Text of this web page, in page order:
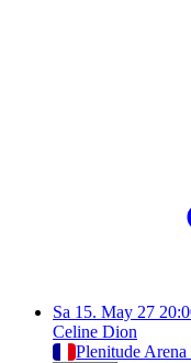
Sa 15. May 27
Celine Dion
Plenitude